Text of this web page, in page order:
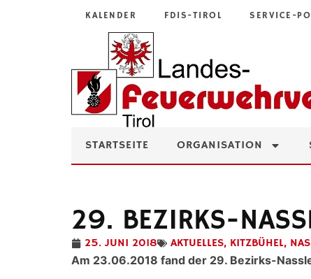
KALENDER FDIS-TIROL SERVICE-
STARTSEITE ORGANISATION
29. BEZIRKS-
25. JUNI 2018 AKTUELLES, KITZBÜHEL,
Am 23.06.2018 fand der 29. Bezirks-